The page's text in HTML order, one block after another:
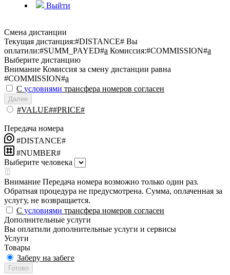
Выйти
Смена дистанции
Текущая дистанция:#DISTANCE# Вы
оплатили:#SUMM_PAYED#a Комиссия:#COMMISSION#a
Выберите дистанцию
Внимание Комиссия за смену дистанции равна
#COMMISSION#a
С условиями трансфера номеров согласен
Далее
#VALUE##PRICE#
Передача номера
#DISTANCE#
#NUMBER#
Выберите человека
Внимание Передача номера возможно только один раз.
Обратная процедура не предусмотрена. Сумма, оплаченная за
услугу, не возвращается.
С условиями трансфера номеров согласен
Дополнительные услуги
Вы оплатили дополнительные услуги и сервисы
Услуги
Товары
Заберу на забеге
Готово